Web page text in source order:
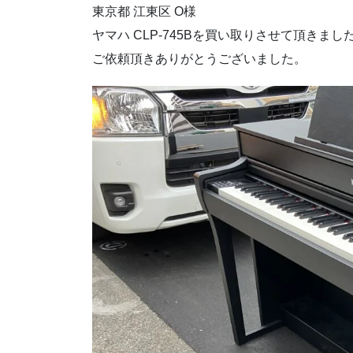
東京都 江東区 O様
ヤマハ CLP-745Bを買い取りさせて頂きまし
ご依頼頂きありがとうございました。